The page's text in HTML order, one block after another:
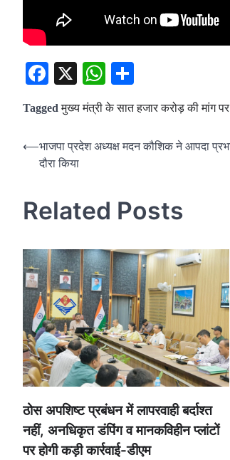
Facebook
X WhatsApp
Taggedमुख्य मंत्री के सात हजार करोड़ की मांग
Post
navigation
⟵भाजपा प्रदेश अध्यक्ष मदन कौशिक ने आपदा
दौरा किया
Related Posts
ठोस अपशिष्ट प्रबंधन में लापरवाही बर्दाश्त
नहीं, अनधिकृत डंपिंग व मानकविहीन प्लांटों
पर होगी कड़ी कार्रवाई-डीएम